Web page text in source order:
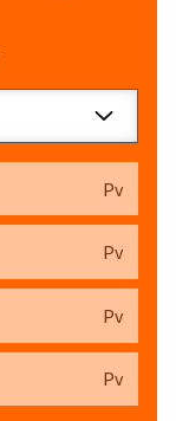
Pv
Pv
Pv
Pv